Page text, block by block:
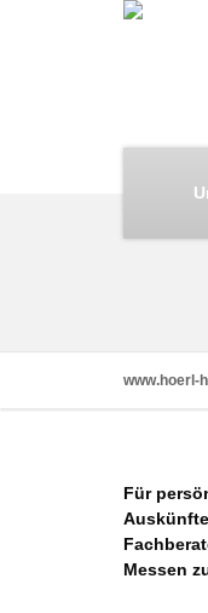
www.hoerl-
Für
Messen